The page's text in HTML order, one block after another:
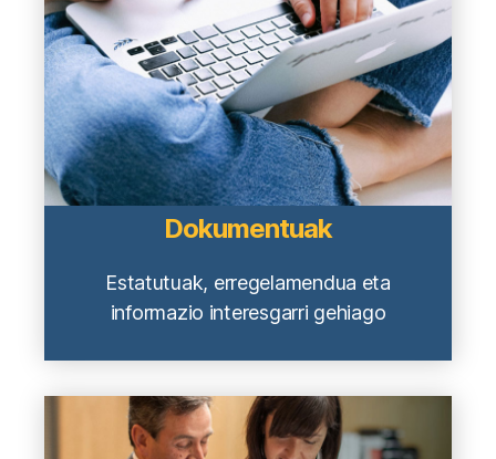
Dokumentuak
Estatutuak, erregelamendua eta
informazio interesgarri gehiago